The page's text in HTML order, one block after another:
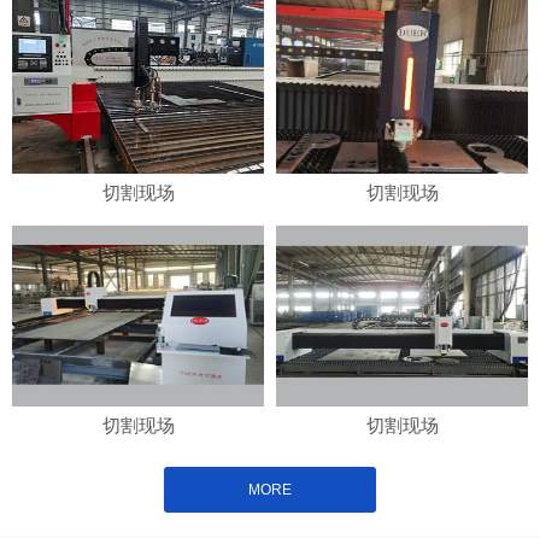
切割现场 切割现场
切割现场 切割现场
MORE